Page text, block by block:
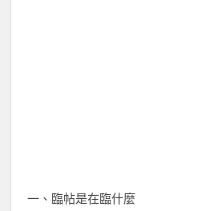
一、臨帖是在臨什麼